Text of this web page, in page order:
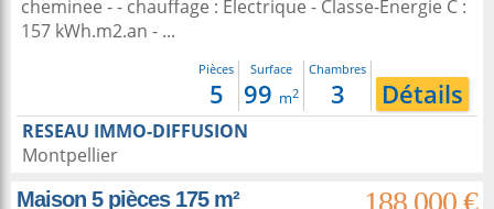
cheminee - - chauffage : Electrique - Classe-Energie C :
157 kWh.m2.an - ...
Pièces
5
Surface
99 m2
Chambres
3 Détails
RESEAU IMMO-DIFFUSION
Montpellier
Maison 5 pièces 175 m²
188 000 €